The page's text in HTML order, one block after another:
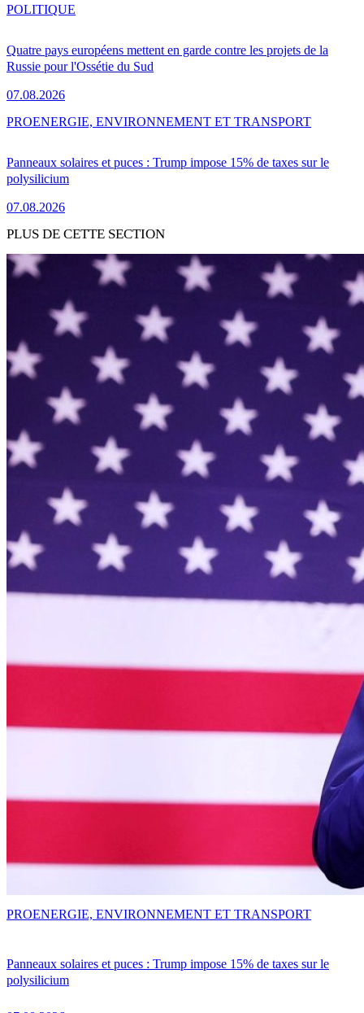
Quatre pays européens mettent en garde contre les projets de la
Russie pour l'Ossétie du Sud
07.08.2026
POLITIQUE
Panneaux solaires et puces : Trump impose 15% de taxes sur le
polysilicium
07.08.2026
PROENERGIE, ENVIRONNEMENT ET TRANSPORT
PLUS DE CETTE SECTION
Panneaux solaires et puces : Trump impose 15% de taxes sur le
polysilicium
PROENERGIE, ENVIRONNEMENT ET TRANSPORT